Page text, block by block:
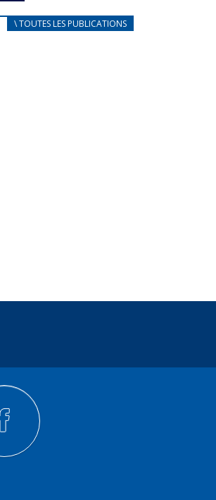
au coeur de
nos actions
\ TOUTES LES PUBLICATIONS